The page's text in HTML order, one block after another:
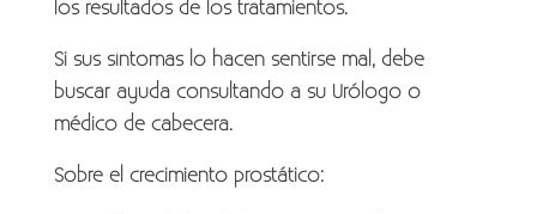
los resultados de los tratamientos.
Si sus síntomas lo hacen sentirse mal, debe
buscar ayuda consultando a su Urólogo o
médico de cabecera.
Sobre el crecimiento prostático: